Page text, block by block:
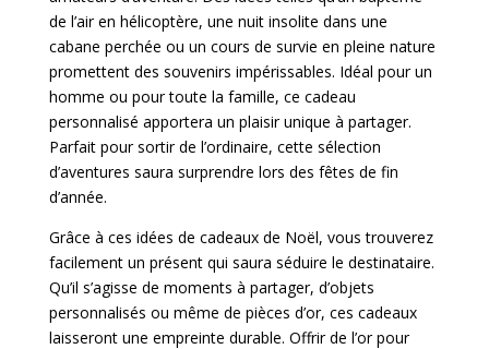
de l’air en hélicoptère, une nuit insolite dans une
cabane perchée ou un cours de survie en pleine nature
promettent des souvenirs impérissables. Idéal pour un
homme ou pour toute la famille, ce cadeau
personnalisé apportera un plaisir unique à partager.
Parfait pour sortir de l’ordinaire, cette sélection
d’aventures saura surprendre lors des fêtes de fin
d’année.
Grâce à ces idées de cadeaux de Noël, vous trouverez
facilement un présent qui saura séduire le destinataire.
Qu’il s’agisse de moments à partager, d’objets
personnalisés ou même de pièces d’or, ces cadeaux
laisseront une empreinte durable. Offrir de l’or pour